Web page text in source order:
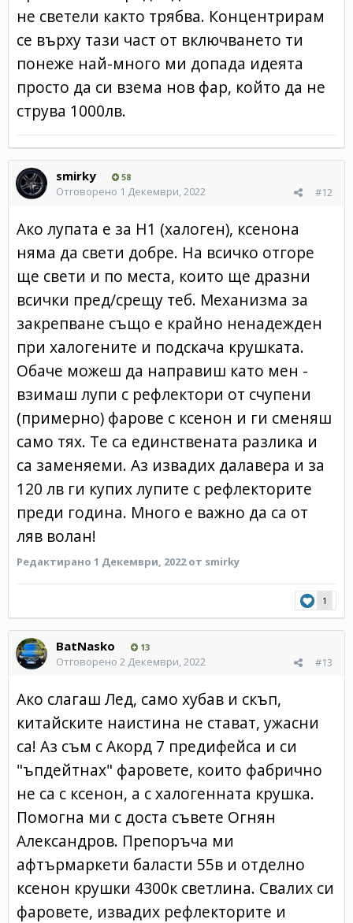
не светели както трябва. Концентрирам
се върху тази част от включването ти
понеже най-много ми допада идеята
просто да си взема нов фар, който да не
струва 1000лв.
smirky 58
#12
Отговорено 1 Декември, 2022
Ако лупата е за H1 (халоген), ксенона
няма да свети добре. На всичко отгоре
ще свети и по места, които ще дразни
всички пред/срещу теб. Механизма за
закрепване също е крайно ненадежден
при халогените и подскача крушката.
Обаче можеш да направиш като мен -
взимаш лупи с рефлектори от счупени
(примерно) фарове с ксенон и ги сменяш
само тях. Те са единствената разлика и
са заменяеми. Аз извадих далавера и за
120 лв ги купих лупите с рефлекторите
преди година. Много е важно да са от
ляв волан!
Редактирано 1 Декември, 2022от smirky
1
BatNasko 13
#13
Отговорено 2 Декември, 2022
Ако слагаш Лед, само хубав и скъп,
китайските наистина не стават, ужасни
са! Аз съм с Акорд 7 предифейса и си
"ъпдейтнах" фаровете, които фабрично
не са с ксенон, а с халогенната крушка.
Помогна ми с доста съвете Огнян
Александров. Препоръча ми
афтърмаркети баласти 55в и отделно
ксенон крушки 4300к светлина. Свалих си
фаровете, извадих рефлекторите и